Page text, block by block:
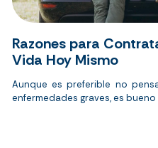
Razones para
Vida Hoy Mismo
Aunque es preferible no
enfermedades graves, es bueno